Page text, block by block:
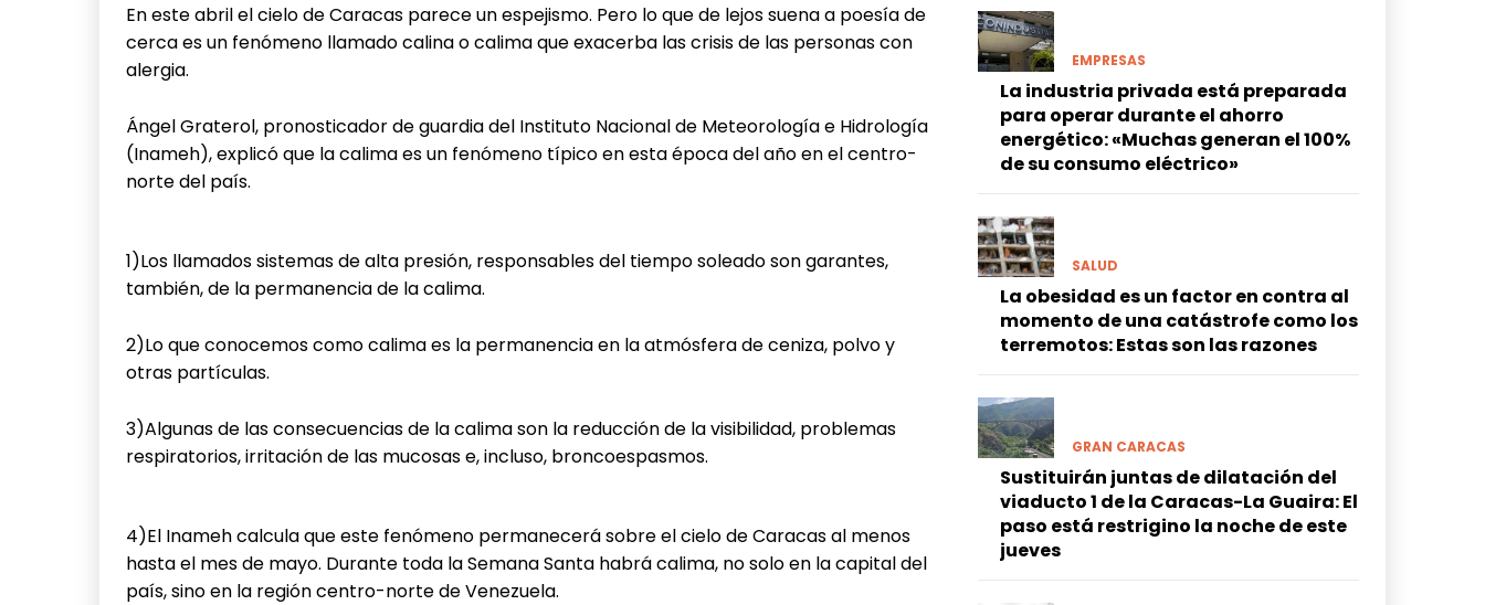
En este abril el cielo de Caracas parece un espejismo. Pero lo que de lejos suena a poesía de
cerca es un fenómeno llamado calina o calima que exacerba las crisis de las personas con
alergia.
Ángel Graterol, pronosticador de guardia del Instituto Nacional de Meteorología e Hidrología
(Inameh), explicó que la calima es un fenómeno típico en esta época del año en el centro-
norte del país.
1)Los llamados sistemas de alta presión, responsables del tiempo soleado son garantes,
también, de la permanencia de la calima.
2)Lo que conocemos como calima es la permanencia en la atmósfera de ceniza, polvo y
otras partículas.
3)Algunas de las consecuencias de la calima son la reducción de la visibilidad, problemas
respiratorios, irritación de las mucosas e, incluso, broncoespasmos.
4)El Inameh calcula que este fenómeno permanecerá sobre el cielo de Caracas al menos
hasta el mes de mayo. Durante toda la Semana Santa habrá calima, no solo en la capital del
país, sino en la región centro-norte de Venezuela.
EMPRESAS
La industria privada está preparada
para operar durante el ahorro
energético: «Muchas generan el 100%
de su consumo eléctrico»
SALUD
La obesidad es un factor en contra al
momento de una catástrofe como los
terremotos: Estas son las razones
GRAN CARACAS
Sustituirán juntas de dilatación del
viaducto 1 de la Caracas-La Guaira: El
paso está restrigino la noche de este
jueves